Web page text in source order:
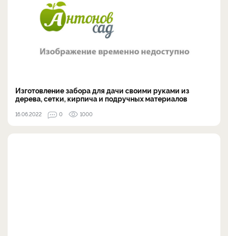
Изготовление забора для дачи своими руками из
дерева, сетки, кирпича и подручных материалов
16.06.2022 0 1000